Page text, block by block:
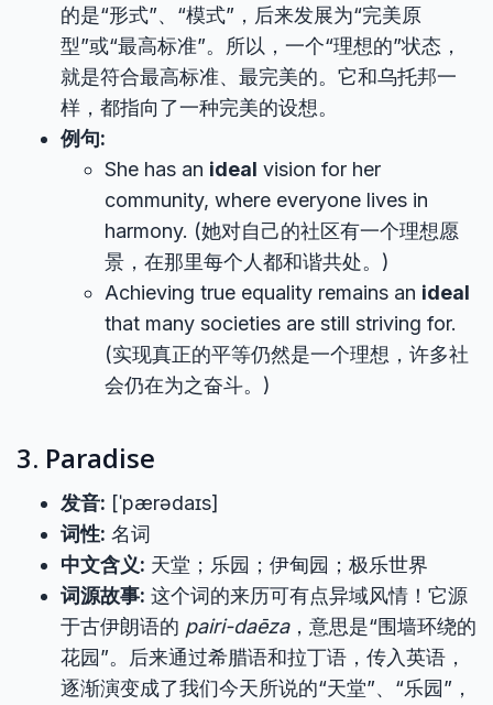
的是“形式”、“模式”，后来发展为“完美原
型”或“最高标准”。所以，一个“理想的”状态，
就是符合最高标准、最完美的。它和乌托邦一
样，都指向了一种完美的设想。
例句:
She has an ideal vision for her
community, where everyone lives in
harmony. (她对自己的社区有一个理想愿
景，在那里每个人都和谐共处。)
Achieving true equality remains an ideal
that many societies are still striving for.
(实现真正的平等仍然是一个理想，许多社
会仍在为之奋斗。)
3. Paradise
发音: [ˈpærədaɪs]
词性: 名词
中文含义: 天堂；乐园；伊甸园；极乐世界
词源故事: 这个词的来历可有点异域风情！它源
于古伊朗语的 pairi-daēza，意思是“围墙环绕的
花园”。后来通过希腊语和拉丁语，传入英语，
逐渐演变成了我们今天所说的“天堂”、“乐园”，